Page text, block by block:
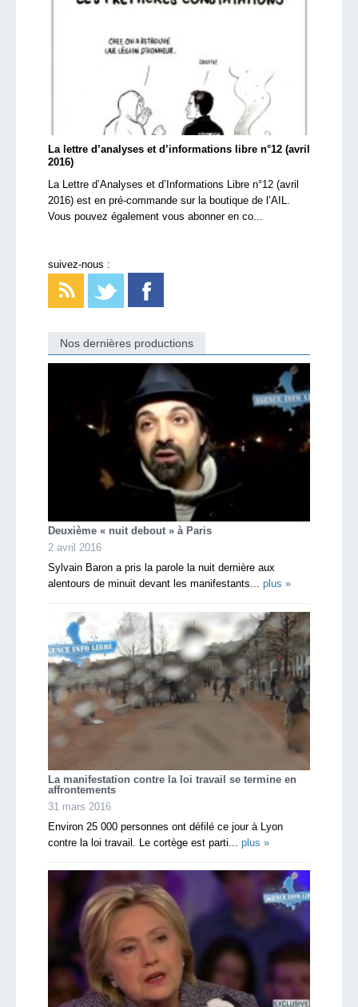
La lettre d’analyses et d’informations libre n°12 (avril
2016)
La Lettre d’Analyses et d’Informations Libre n°12 (avril
2016) est en pré-commande sur la boutique de l’AIL.
Vous pouvez également vous abonner en co...
suivez-nous :
Nos dernières productions
Deuxième « nuit debout » à Paris
2 avril 2016
Sylvain Baron a pris la parole la nuit dernière aux
alentours de minuit devant les manifestants... plus »
La manifestation contre la loi travail se termine en
affrontements
31 mars 2016
Environ 25 000 personnes ont défilé ce jour à Lyon
contre la loi travail. Le cortège est parti... plus »